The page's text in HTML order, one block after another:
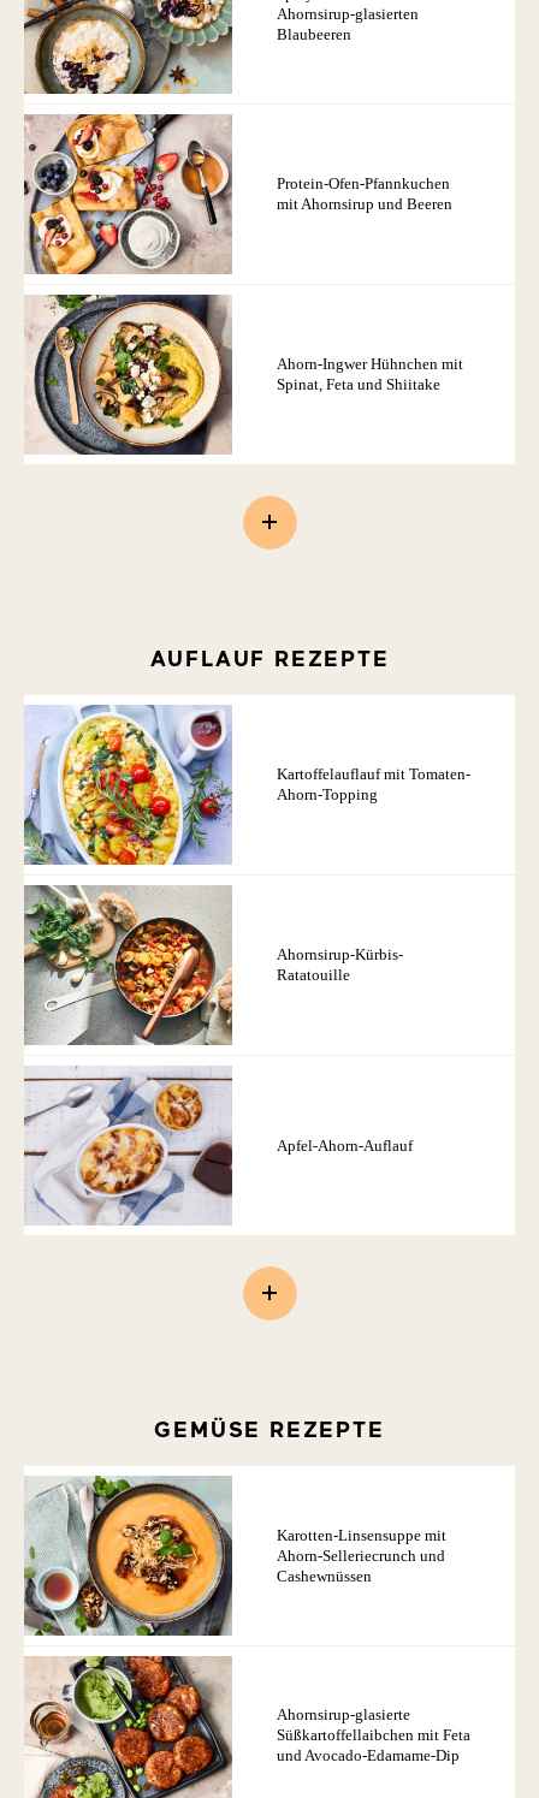
Ahornsirup-glasierten
Blaubeeren
Protein-Ofen-Pfannkuchen
mit Ahornsirup und Beeren
Ahorn-Ingwer Hühnchen mit
Spinat, Feta und Shiitake
AUFLAUF REZEPTE
Kartoffelauflauf mit Tomaten-
Ahorn-Topping
Ahornsirup-Kürbis-
Ratatouille
Apfel-Ahorn-Auflauf
GEMÜSE REZEPTE
Karotten-Linsensuppe mit
Ahorn-Selleriecrunch und
Cashewnüssen
Ahornsirup-glasierte
Süßkartoffellaibchen mit Feta
und Avocado-Edamame-Dip